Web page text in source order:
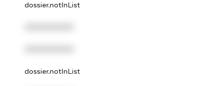
dossier.notInList
dossier.notInList